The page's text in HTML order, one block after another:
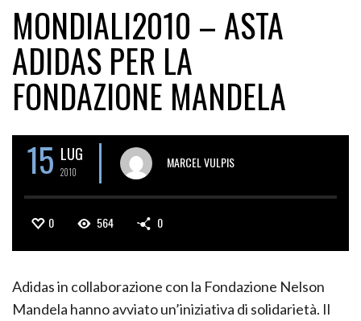
MONDIALI2010 – ASTA
ADIDAS PER LA
FONDAZIONE MANDELA
15 LUG
2010
MARCEL VULPIS
0 564 0
Adidas in collaborazione con la Fondazione Nelson
Mandela hanno avviato un’iniziativa di solidarietà. Il